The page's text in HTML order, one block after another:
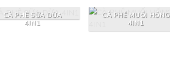
CÀ PHÊ SỮA DỪA
4IN1
CÀ PHÊ MUỐI HỒNG
4IN1